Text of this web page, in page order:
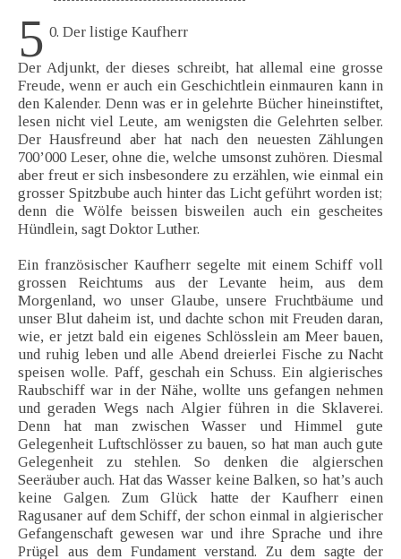
5 0. Der listige Kaufherr
Der Adjunkt, der dieses schreibt, hat allemal eine grosse
Freude, wenn er auch ein Geschichtlein einmauren kann in
den Kalender. Denn was er in gelehrte Bücher hineinstiftet,
lesen nicht viel Leute, am wenigsten die Gelehrten selber.
Der Hausfreund aber hat nach den neuesten Zählungen
700’000 Leser, ohne die, welche umsonst zuhören. Diesmal
aber freut er sich insbesondere zu erzählen, wie einmal ein
grosser Spitzbube auch hinter das Licht geführt worden ist;
denn die Wölfe beissen bisweilen auch ein gescheites
Hündlein, sagt Doktor Luther.
Ein französischer Kaufherr segelte mit einem Schiff voll
grossen Reichtums aus der Levante heim, aus dem
Morgenland, wo unser Glaube, unsere Fruchtbäume und
unser Blut daheim ist, und dachte schon mit Freuden daran,
wie, er jetzt bald ein eigenes Schlösslein am Meer bauen,
und ruhig leben und alle Abend dreierlei Fische zu Nacht
speisen wolle. Paff, geschah ein Schuss. Ein algierisches
Raubschiff war in der Nähe, wollte uns gefangen nehmen
und geraden Wegs nach Algier führen in die Sklaverei.
Denn hat man zwischen Wasser und Himmel gute
Gelegenheit Luftschlösser zu bauen, so hat man auch gute
Gelegenheit zu stehlen. So denken die algierschen
Seeräuber auch. Hat das Wasser keine Balken, so hat’s auch
keine Galgen. Zum Glück hatte der Kaufherr einen
Ragusaner auf dem Schiff, der schon einmal in algierischer
Gefangenschaft gewesen war und ihre Sprache und ihre
Prügel aus dem Fundament verstand. Zu dem sagte der